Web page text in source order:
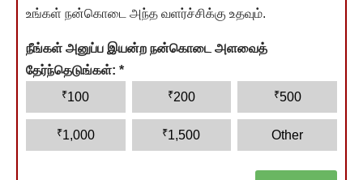
உங்கள் நன்கொடை அந்த வளர்ச்சிக்கு உதவும்.
நீங்கள் அனுப்ப இயன்ற நன்கொடை அளவைத்
தேர்ந்தெடுங்கள்: *
₹100 ₹200 ₹500
₹1,000 ₹1,500 Other